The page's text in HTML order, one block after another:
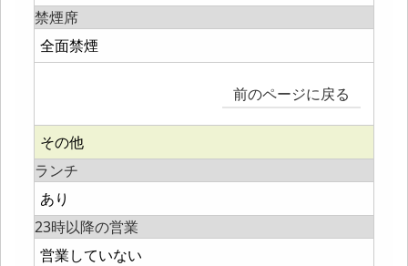
禁煙席
全面禁煙
前のページに戻る
その他
ランチ
あり
23時以降の営業
営業していない